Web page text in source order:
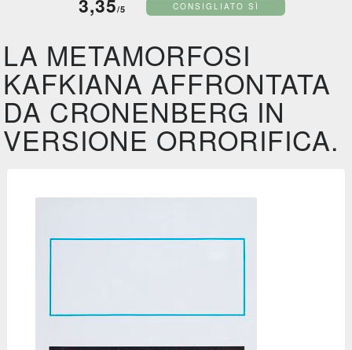
/5 CONSIGLIATO SÌ
LA METAMORFOSI
KAFKIANA AFFRONTATA
DA CRONENBERG IN
VERSIONE ORRORIFICA.